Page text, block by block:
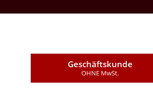
E-Mail Montageleistungen
Geschäftskunde
OHNE MwSt.